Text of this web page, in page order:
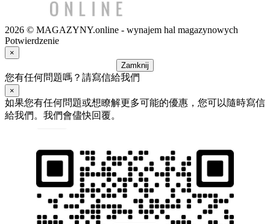
2026 © MAGAZYNY.online - wynajem hal magazynowych
Potwierdzenie
×
Zamknij
您有任何問題嗎？請寫信給我們
×
如果您有任何問題或想瞭解更多可能的優惠，您可以隨時寫信
給我們。我們會儘快回覆。